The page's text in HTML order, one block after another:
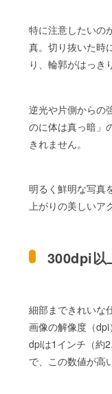
特に注意したいの
真。切り抜いた時
り、輪郭がはっき
逆光や片側からの
のに体は真っ暗」
きれません。
明るく鮮明な写真
上がりの美しいア
300dpi以
細部まできれいな
画像の解像度（dpi
dpiは1インチ（約
で、この数値が高